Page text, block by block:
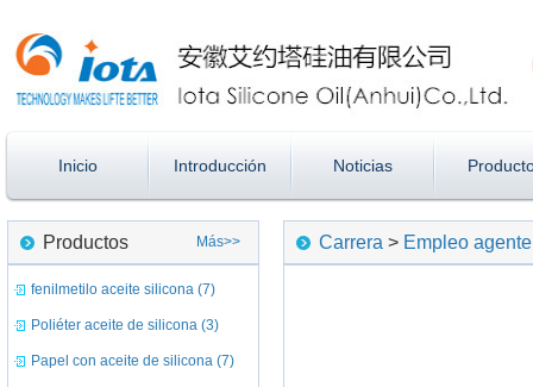
Inicio Introducción Noticias
Productos Más>>
fenilmetilo aceite silicona (7)
Poliéter aceite de silicona (3)
Papel con aceite de silicona (7)
Carrera > Empleo